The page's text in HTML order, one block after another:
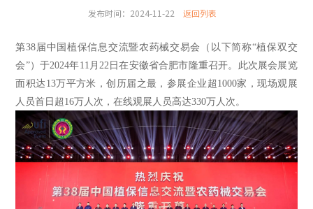
发布时间：2024-11-22 返回列表
第38届中国植保信息交流暨农药械交易会（以下简称“植保双交
会”）于2024年11月22日在安徽省合肥市隆重召开。此次展会展览
面积达13万平方米，创历届之最，参展企业超1000家，现场观展
人员首日超16万人次，在线观展人员高达330万人次。